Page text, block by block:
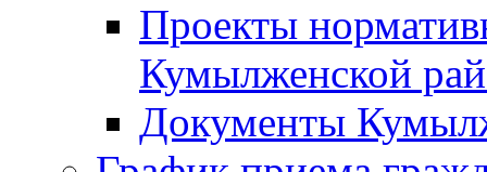
Проекты
Кумылженской
Документы